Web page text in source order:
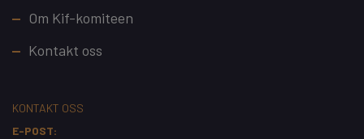
Footer
Om Kif-komiteen
Kontakt oss
KONTAKT OSS
E-POST: